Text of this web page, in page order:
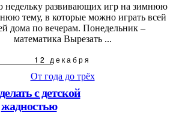
недельку развивающих игр на зимнюю
тему, в которые можно играть всей
дома по вечерам. Понедельник –
математика Вырезать ...
12 декабря
От года до трёх
с детской
жадностью